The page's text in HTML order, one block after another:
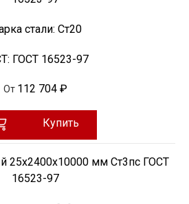
стали: Ст20
ГОСТ 16523-97
От 112 704 ₽
Купить
25х2400х10000 мм Ст3пс ГОСТ
16523-97